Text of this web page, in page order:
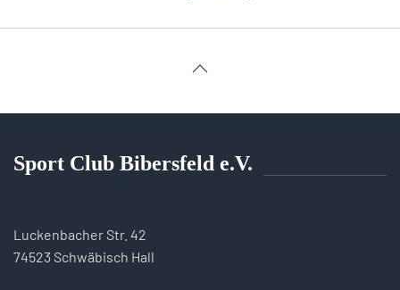
Sport Club Bibersfeld e.V.
Luckenbacher Str. 42
74523 Schwäbisch Hall